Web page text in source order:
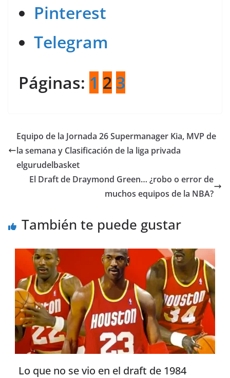
Pinterest
Telegram
Páginas: 1 2 3
Equipo de la Jornada 26 Supermanager Kia, MVP de
la semana y Clasificación de la liga privada
elgurudelbasket
El Draft de Draymond Green… ¿robo o error de
muchos equipos de la NBA?
También te puede gustar
Lo que no se vio en el draft de 1984